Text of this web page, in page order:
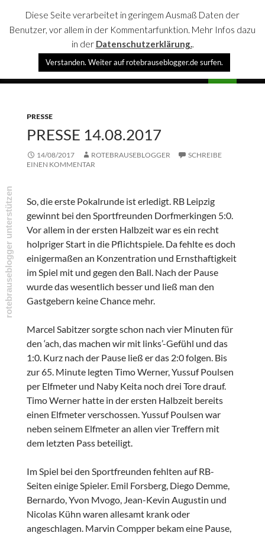
rotebrauseblogger
SPRINGE
PRESSE
PRESSE 14.08.2017
14/08/2017 ROTEBRAUSEBLOGGER
SCHREIBE
EINEN KOMMENTAR
So, die erste Pokalrunde ist erledigt. RB Leipzig
gewinnt bei den Sportfreunden Dorfmerkingen 5:0.
Vor allem in der ersten Halbzeit war es ein recht
holpriger Start in die Pflichtspiele. Da fehlte es doch
einigermaßen an Konzentration und Ernsthaftigkeit
im Spiel mit und gegen den Ball. Nach der Pause
wurde das wesentlich besser und ließ man den
Gastgebern keine Chance mehr.
Marcel Sabitzer sorgte schon nach vier Minuten für
den ‘ach, das machen wir mit links’-Gefühl und das
1:0. Kurz nach der Pause ließ er das 2:0 folgen. Bis
zur 65. Minute legten Timo Werner, Yussuf Poulsen
per Elfmeter und Naby Keita noch drei Tore drauf.
Timo Werner hatte in der ersten Halbzeit bereits
einen Elfmeter verschossen. Yussuf Poulsen war
neben seinem Elfmeter an allen vier Treffern mit
dem letzten Pass beteiligt.
Im Spiel bei den Sportfreunden fehlten auf RB-
Seiten einige Spieler. Emil Forsberg, Diego Demme,
Bernardo, Yvon Mvogo, Jean-Kevin Augustin und
Nicolas Kühn waren allesamt krank oder
angeschlagen. Marvin Compper bekam eine Pause,
Diese Seite verarbeitet in geringem Ausmaß Daten der
Benutzer, vor allem in der Kommentarfunktion. Mehr Infos dazu
in der Datenschutzerklärung..
Verstanden. Weiter auf rotebrauseblogger.de surfen.
rotebrauseblogger unterstützen